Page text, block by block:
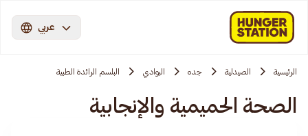
عربي
الرئيسية الصيدلية جده البوادي البلسم الرائدة الطبية
الصحة الحميمية والإنجابية